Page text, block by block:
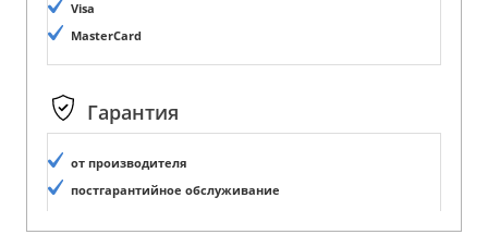
Visa
MasterCard
Гарантия
от производителя
постгарантийное обслуживание